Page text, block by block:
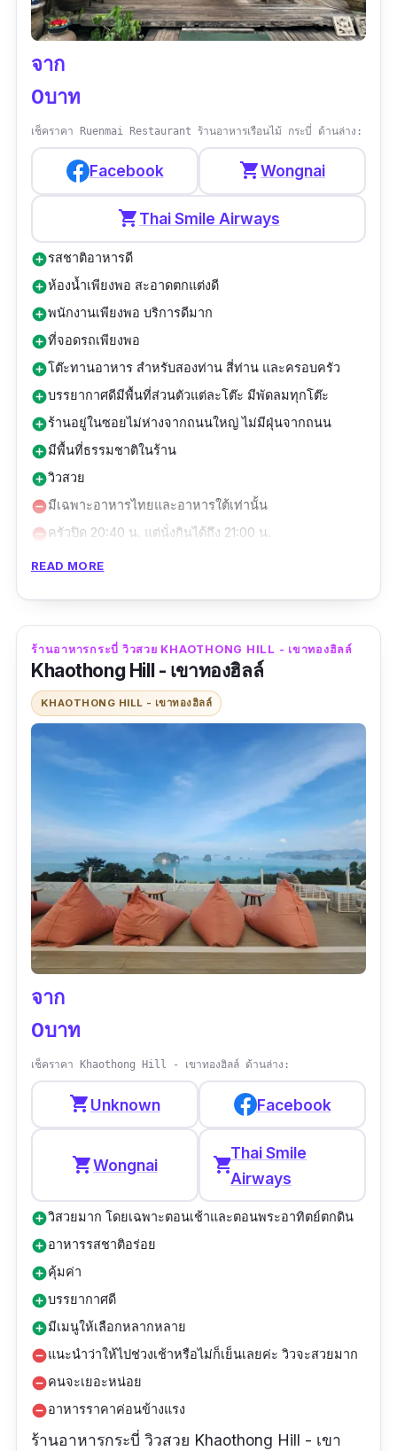
เมนูแนะนำ :หมึกไข่นึ่งมะนาว,ปลากระพง
ทอดน้ำปลา,ยำแซลม่อนน้ำปลาร้า
เยอะ พนักงานบริการทั่วถึง ใส่ใจ อาหารรสชาติ
อร่อย ราคาสบายกระเป๋า เป็นทั้งร้านอาหารและ
ร้านกาแฟราคาน่ารักมากกกก อยู่ริมถนนใหญ่
สังเกตเห็นได้ชัดอร่อยหมดทุกอย่างแนะนำเลยค่ะ
ถ้ามาที่อ่าวนาง ”
จาก
0บาท
เช็คราคา Ruenmai Restaurant ร้านอาหารเรือนไม้ กระบี่ ด้านล่าง:
Facebook shopping_cartWongnai
shopping_cartThai Smile Airways
add_circleรสชาติอาหารดี
add_circleห้องน้ำเพียงพอ สะอาดตกแต่งดี
add_circleพนักงานเพียงพอ บริการดีมาก
add_circleที่จอดรถเพียงพอ
add_circleโต๊ะทานอาหาร สำหรับสองท่าน สี่ท่าน และครอบครัว
add_circleบรรยากาศดีมีพื้นที่ส่วนตัวแต่ละโต๊ะ มีพัดลมทุกโต๊ะ
add_circleร้านอยู่ในซอยไม่ห่างจากถนนใหญ่ ไม่มีฝุ่นจากถนน
add_circleมีพื้นที่ธรรมชาติในร้าน
add_circleวิวสวย
remove_circleมีเฉพาะอาหารไทยและอาหารใต้เท่านั้น
remove_circleครัวปิด 20:40 น. แต่นั่งกินได้ถึง 21:00 น.
ร้านอาหารกระบี่ วิวสวย Ruenmai Restaurant
แรง หรอยจังฮู้ แน่นอน ที่นี่เป็นร้านอาหารท้องถิ่นที่
เน้นคัดสรรวัตถุดิบสด ๆ ขึ้นมาจากทะเลกระบี่ มีทั้ง
อาหารใต้และอาหารไทย รสชาติถึงเครื่อง และมี
ของหวานตบท้ายคือโคตรดีย์ นอกจากจะมีดีที่
รสชาติ หน้าตาของอาหารแล้ว ที่บอกเลยว่าวิวสวย
มากก ฟินไม่ไหว ถ่ายรูปมุมไหนก็สวย วิวต้นไม้
และทิวไม้ล้อม ร่มรื่น โ่ง เย็นสบายสุด ๆ ใครมา
กระบี่ ห้ามพลาด
ข้อมูลเฉพาะ
Google map :
https://goo.gl/maps/bx79EP7euDhc1t3A7?
coh=178571&entry=tt
เบอร์โทร :
เวลาทำการ :
เมนูแนะนำ :แกงกะทิเนื้อปูใบชะอม,กุ้งผัดกะปิ
สะตอ,แกงไตปลา,
“ร้านตกแต่งได้สวยบรรยากาศดีมาก เราคน
กรุงเทพไม่ค่อยทานอาหารใต้คิดว่าร้านนี้อาหาร
รสชาติดีม้ากกกกก เราถ่ายมาไม่ครบแต่ยกให้พะ
แพนงเนื้ออร่อยที่สุด รองลงมาให้น้ำยาปูใบชะพลู
รสชาติผู้ดีมาก แกงส้มปลากระพงจะเผ็ดแบบเหงื่อ
ออกทั้งตัวเลยค่ะแต่อร่อยนะ ปลานึ่งมะนาวคือดี
ปลาสดมากน้ำราดอร่อยจริง น้ำมะพร้าวปั่นคือที่สุด
ของความละมุนต้องกินน ขนมหวานต้องสั่งกล้วย
เชื่อมนะมันดีมากก ลูกชกก็อร่อยนะคะหนึบๆ ใคร
ไปกระบี่ลองมาทานดูนะคะหวังว่าจะถูกใจเหมือน
กันค่ะ”
READ MORE
ร้านอาหารกระบี่ วิวสวย KHAOTHONG HILL - เขาทองฮิลล์
Khaothong Hill - เขาทองฮิลล์
KHAOTHONG HILL - เขาทองฮิลล์
จาก
0บาท
เช็คราคา Khaothong Hill - เขาทองฮิลล์ ด้านล่าง:
shopping_cartUnknown Facebook
shopping_cartWongnai shopping_cart
Thai Smile
Airways
add_circleวิสวยมาก โดยเฉพาะตอนเช้าและตอนพระอาทิตย์ตกดิน
add_circleอาหารรสชาติอร่อย
add_circleคุ้มค่า
add_circleบรรยากาศดี
add_circleมีเมนูให้เลือกหลากหลาย
remove_circleแนะนำว่าให้ไปช่วงเช้าหรือไม่ก็เย็นเลยค่ะ วิวจะสวยมาก
remove_circleคนจะเยอะหน่อย
remove_circleอาหารราคาค่อนข้างแรง
ร้านอาหารกระบี่ วิวสวย Khaothong Hill - เขา